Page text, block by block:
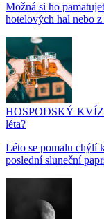
Možná si ho
hotelových hal nebo
HOSPODSKÝ KVÍZ:
léta?
Léto se pomalu chýlí
poslední sluneční